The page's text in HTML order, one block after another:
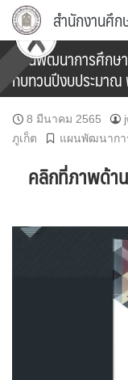
Skip
content
สำนักงานศึ
แผนพัฒนาการศึก
ทบทวนปีงบประมา
8 มีนาคม 2565
ภูเก็ต
แผนพัฒนากา
คลิกที่ภาพด้า